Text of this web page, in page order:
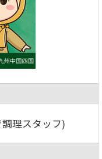
理スタッフ)